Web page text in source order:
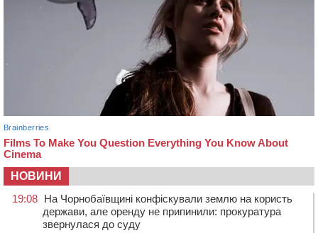
НОВИНИ
19:08 На Чорнобаївщині конфіскували землю на користь
держави, але оренду не припинили: прокуратура
звернулася до суду